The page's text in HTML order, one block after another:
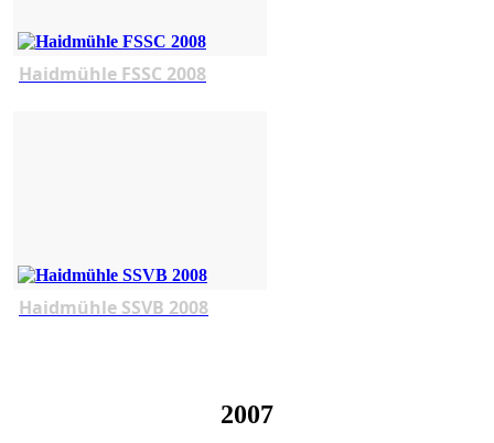
Haidmühle FSSC 2008
Haidmühle SSVB 2008
2007